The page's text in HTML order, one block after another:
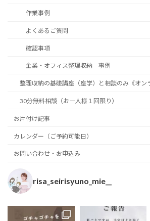
作業事例
よくあるご質問
確認事項
企業・オフィス整理収納 事例
整理収納の基礎講座（座学）と相談のみ《オン
30分無料相談（お一人様１回限り）
お片付け記事
カレンダー（ご予約可能日）
お問い合わせ・お申込み
risa_seirisyuno_mie__